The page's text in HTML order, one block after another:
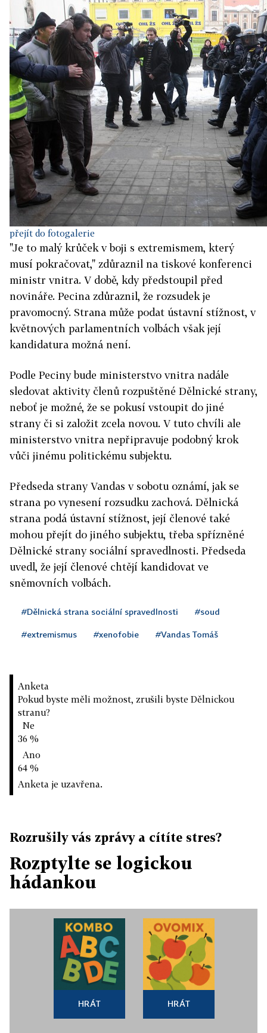
přejít do fotogalerie
"Je to malý krůček v boji s extremismem, který
musí pokračovat," zdůraznil na tiskové konferenci
ministr vnitra. V době, kdy předstoupil před
novináře. Pecina zdůraznil, že rozsudek je
pravomocný. Strana může podat ústavní stížnost, v
květnových parlamentních volbách však její
kandidatura možná není.
Podle Peciny bude ministerstvo vnitra nadále
sledovat aktivity členů rozpuštěné Dělnické strany,
neboť je možné, že se pokusí vstoupit do jiné
strany či si založit zcela novou. V tuto chvíli ale
ministerstvo vnitra nepřipravuje podobný krok
vůči jinému politickému subjektu.
Předseda strany Vandas v sobotu oznámí, jak se
strana po vynesení rozsudku zachová. Dělnická
strana podá ústavní stížnost, její členové také
mohou přejít do jiného subjektu, třeba spřízněné
Dělnické strany sociální spravedlnosti. Předseda
uvedl, že její členové chtějí kandidovat ve
sněmovních volbách.
#Dělnická strana sociální spravedlnosti #soud
#extremismus #xenofobie #Vandas Tomáš
Anketa
Pokud byste měli možnost, zrušili byste Dělnickou
stranu?
Ne
36 %
Ano
64 %
Anketa je uzavřena.
Rozrušily vás zprávy a cítíte stres?
Rozptylte se logickou
hádankou
HRÁT HRÁT